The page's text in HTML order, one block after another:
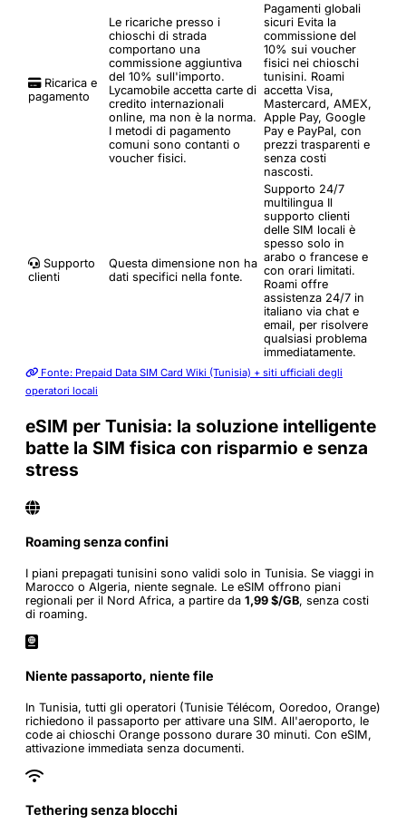
Ricarica e
pagamento
Le ricariche presso i
chioschi di strada
comportano una
commissione aggiuntiva
del 10% sull'importo.
Lycamobile accetta carte di
credito internazionali
online, ma non è la norma.
I metodi di pagamento
comuni sono contanti o
voucher fisici.
Pagamenti globali
sicuri Evita la
commissione del
10% sui voucher
fisici nei chioschi
tunisini. Roami
accetta Visa,
Mastercard, AMEX,
Apple Pay, Google
Pay e PayPal, con
prezzi trasparenti e
senza costi
nascosti.
Supporto
clienti
Questa dimensione non ha
dati specifici nella fonte.
Supporto 24/7
multilingua Il
supporto clienti
delle SIM locali è
spesso solo in
arabo o francese e
con orari limitati.
Roami offre
assistenza 24/7 in
italiano via chat e
email, per risolvere
qualsiasi problema
immediatamente.
Fonte: Prepaid Data SIM Card Wiki (Tunisia) + siti ufficiali degli
operatori locali
eSIM per Tunisia: la soluzione intelligente
batte la SIM fisica con risparmio e senza
stress
Roaming senza confini
I piani prepagati tunisini sono validi solo in Tunisia. Se viaggi in
Marocco o Algeria, niente segnale. Le eSIM offrono piani
regionali per il Nord Africa, a partire da 1,99 $/GB, senza costi
di roaming.
Niente passaporto, niente file
In Tunisia, tutti gli operatori (Tunisie Télécom, Ooredoo, Orange)
richiedono il passaporto per attivare una SIM. All'aeroporto, le
code ai chioschi Orange possono durare 30 minuti. Con eSIM,
attivazione immediata senza documenti.
Tethering senza blocchi